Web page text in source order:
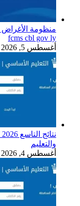
fcms cbl gov ly
أغسطس 5, 2026
والتعليم
أغسطس 4, 2026